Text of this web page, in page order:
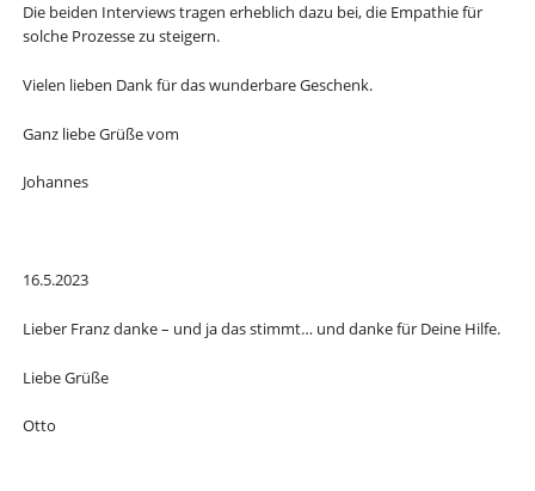
Die beiden Interviews tragen erheblich dazu bei, die Empathie für
solche Prozesse zu steigern.
Vielen lieben Dank für das wunderbare Geschenk.
Ganz liebe Grüße vom
Johannes
16.5.2023
Lieber Franz danke – und ja das stimmt… und danke für Deine Hilfe.
Liebe Grüße
Otto